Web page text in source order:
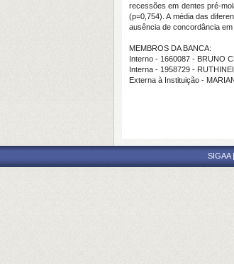
recessões em dentes pré-
(p=0,754). A média das
ausência de concordância
MEMBROS DA BANCA:
Interno - 1660087 - BRUNO
Interna - 1958729 -
Externa à Instituição -
SIGAA